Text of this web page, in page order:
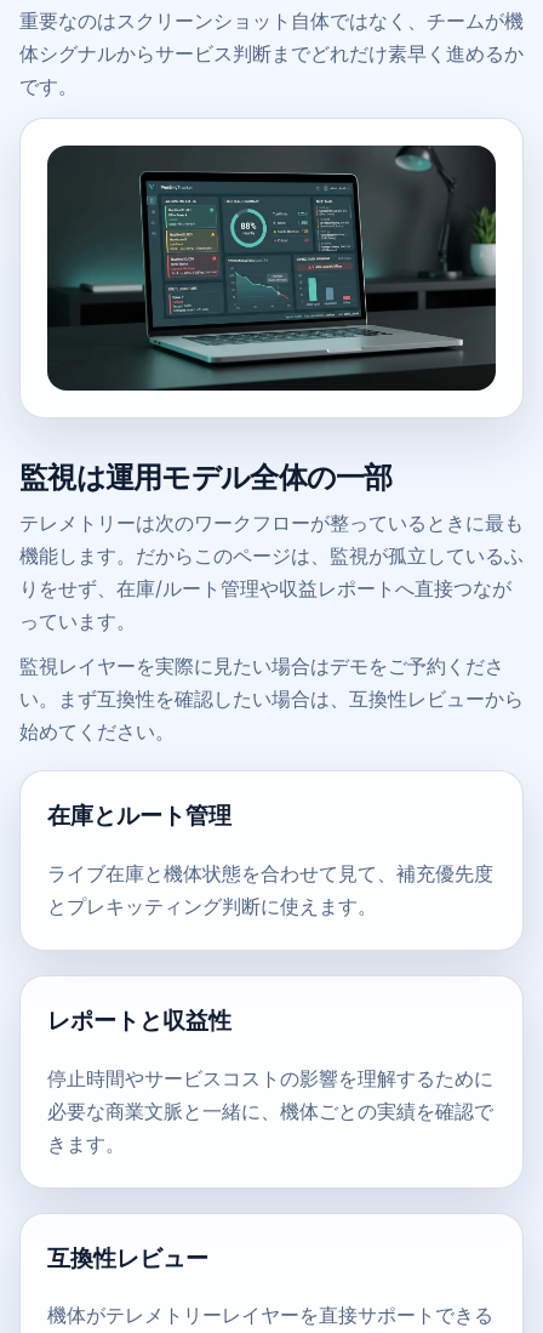
重要なのはスクリーンショット自体ではなく、チームが機
体シグナルからサービス判断までどれだけ素早く進めるか
です。
監視は運用モデル全体の一部
テレメトリーは次のワークフローが整っているときに最も
機能します。だからこのページは、監視が孤立しているふ
りをせず、在庫/ルート管理や収益レポートへ直接つなが
っています。
監視レイヤーを実際に見たい場合はデモをご予約くださ
い。まず互換性を確認したい場合は、互換性レビューから
始めてください。
在庫とルート管理
ライブ在庫と機体状態を合わせて見て、補充優先度
とプレキッティング判断に使えます。
レポートと収益性
停止時間やサービスコストの影響を理解するために
必要な商業文脈と一緒に、機体ごとの実績を確認で
きます。
互換性レビュー
機体がテレメトリーレイヤーを直接サポートできる